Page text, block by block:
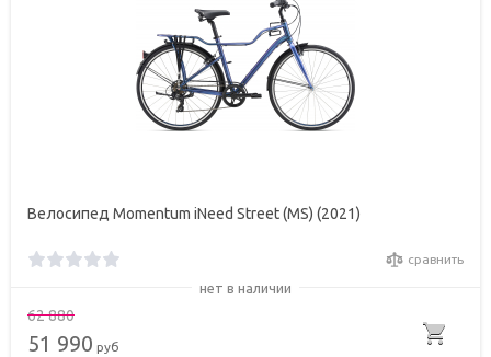
Велосипед Momentum iNeed Street (MS) (2021)
сравнить
нет в наличии
62 880
51 990 руб